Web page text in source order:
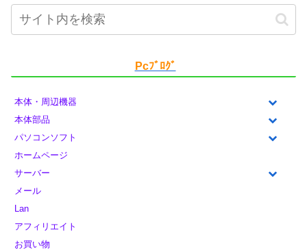
Pcﾌﾞﾛｸﾞ
本体・周辺機器
本体部品
パソコンソフト
ホームページ
サーバー
メール
Lan
アフィリエイト
お買い物